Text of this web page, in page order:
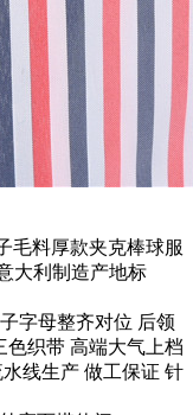
毛料厚款夹克棒球服
大利制造产地标
字母整齐对位 后领
色织带 高端大气上档
线生产 做工保证 针